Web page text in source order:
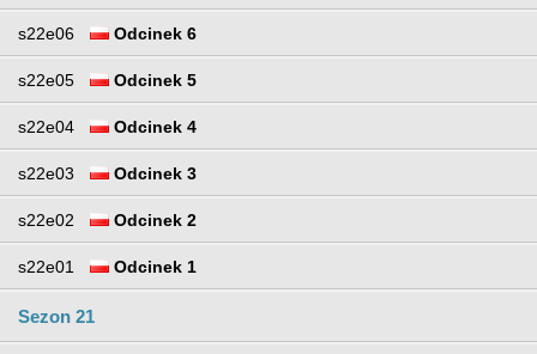
s22e06 Odcinek 6
s22e05 Odcinek 5
s22e04 Odcinek 4
s22e03 Odcinek 3
s22e02 Odcinek 2
s22e01 Odcinek 1
Sezon 21